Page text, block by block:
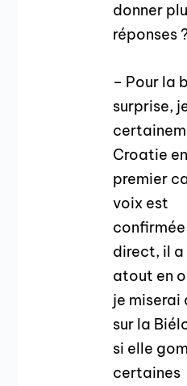
donner
réponses
– Pour la
surprise,
Croatie en
premier
voix est
confirmée
direct, il a
atout en
je miserai
sur la
si elle
certaines